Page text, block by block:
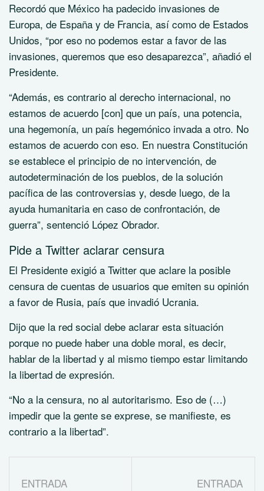
Recordó que México ha padecido invasiones de
Europa, de España y de Francia, así como de Estados
Unidos, “por eso no podemos estar a favor de las
invasiones, queremos que eso desaparezca”, añadió el
Presidente.
“Además, es contrario al derecho internacional, no
estamos de acuerdo [con] que un país, una potencia,
una hegemonía, un país hegemónico invada a otro. No
estamos de acuerdo con eso. En nuestra Constitución
se establece el principio de no intervención, de
autodeterminación de los pueblos, de la solución
pacífica de las controversias y, desde luego, de la
ayuda humanitaria en caso de confrontación, de
guerra”, sentenció López Obrador.
Pide a Twitter aclarar censura
El Presidente exigió a Twitter que aclare la posible
censura de cuentas de usuarios que emiten su opinión
a favor de Rusia, país que invadió Ucrania.
Dijo que la red social debe aclarar esta situación
porque no puede haber una doble moral, es decir,
hablar de la libertad y al mismo tiempo estar limitando
la libertad de expresión.
“No a la censura, no al autoritarismo. Eso de (…)
impedir que la gente se exprese, se manifieste, es
contrario a la libertad”.
ENTRADA ENTRADA